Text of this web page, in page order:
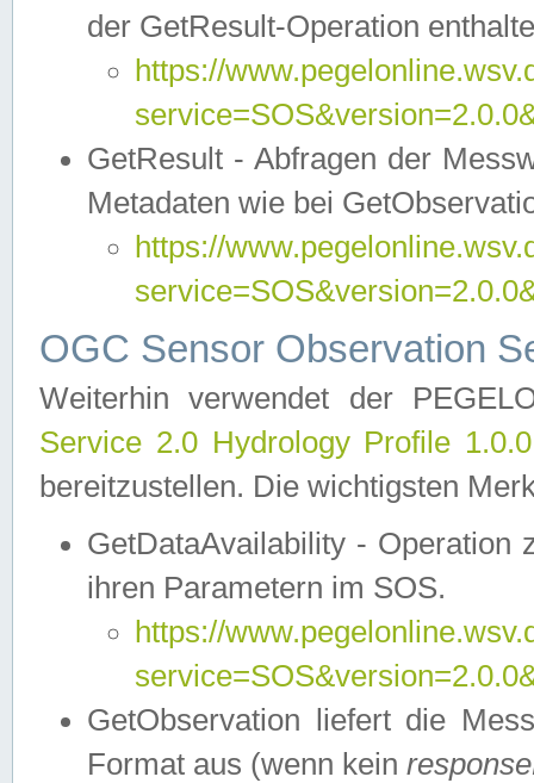
der GetResult-Operation
https://
GetResult - Abfragen der
Metadaten wie bei
https://
OGC Sensor Observation
Weiterhin verwendet der
Service 2.0 Hydrology Profile
bereitzustellen. Die wichtigsten
GetDataAvailability - Operation
ihren Parametern im SOS.
https://
GetObservation liefert die
Format aus (wenn kein